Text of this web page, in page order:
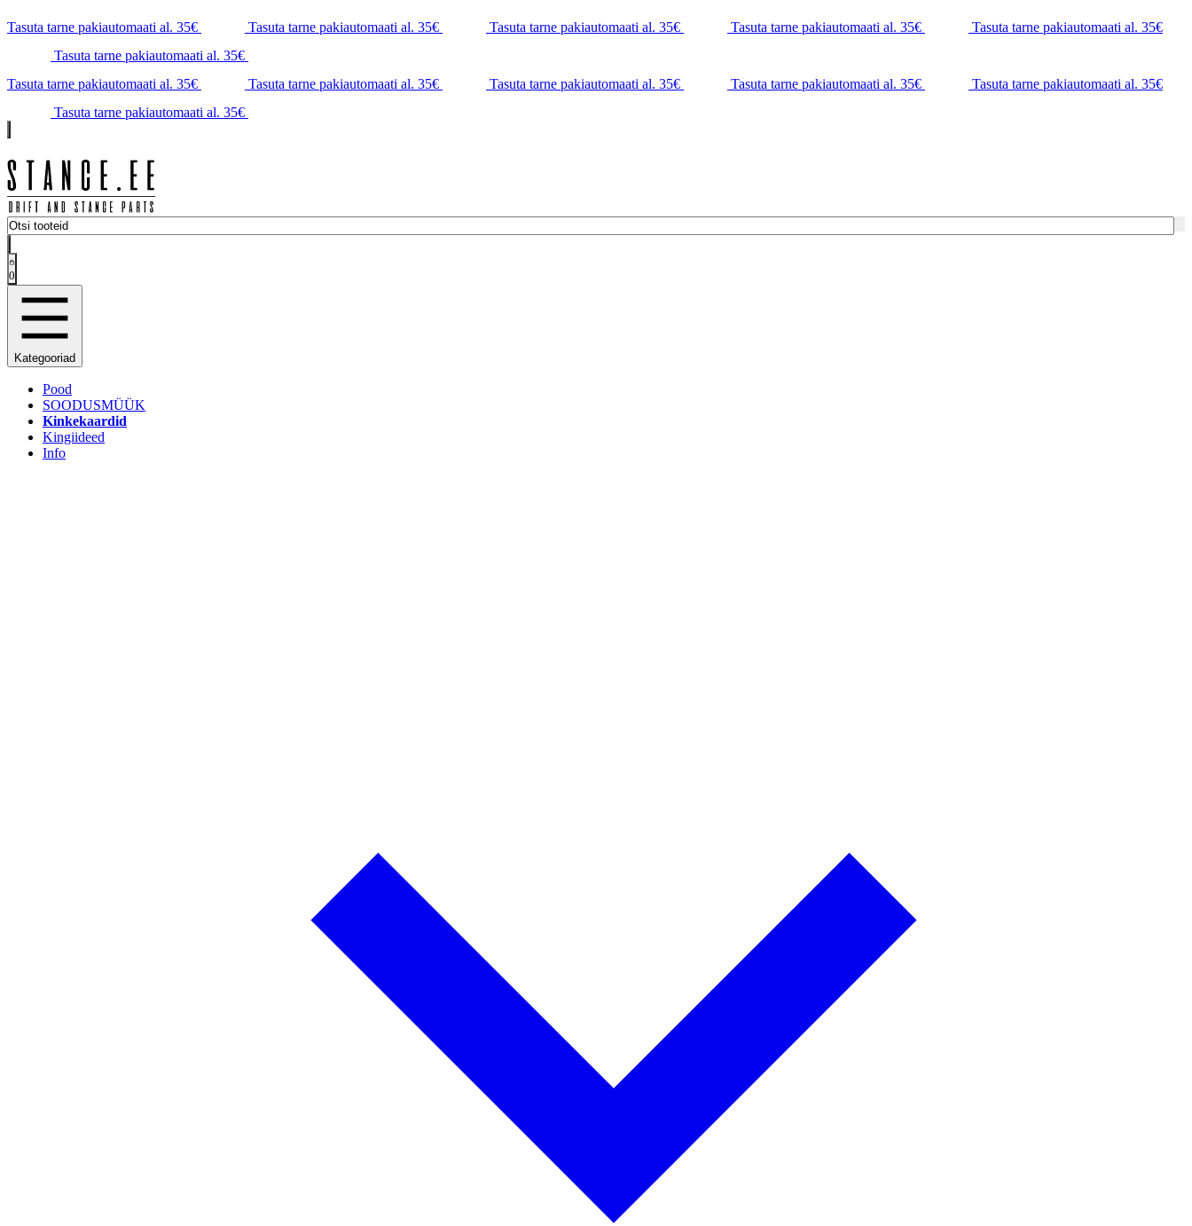
Tasuta tarne pakiautomaati al. 35€ Tasuta tarne pakiautomaati al. 35€ Tasuta tarne pakiautomaati al. 35€ Tasuta tarne pakiautomaati al. 35€
Tasuta tarne pakiautomaati al. 35€
Tasuta tarne pakiautomaati al. 35€
Tasuta tarne pakiautomaati al. 35€
Tasuta tarne pakiautomaati al. 35€ Tasuta tarne pakiautomaati al. 35€ Tasuta tarne pakiautomaati al. 35€
Tasuta tarne pakiautomaati al. 35€
Tasuta tarne pakiautomaati al. 35€
0
Kategooriad
Pood
SOODUSMÜÜK
Kinkekaardid
Kingiideed
Info